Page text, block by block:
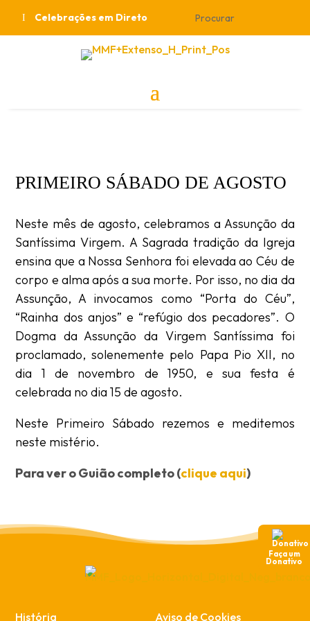
Celebrações em Direto
PRIMEIRO SÁBADO DE AGOSTO
Neste mês de agosto, celebramos a Assunção da
Santíssima Virgem. A Sagrada tradição da Igreja
ensina que a Nossa Senhora foi elevada ao Céu de
corpo e alma após a sua morte. Por isso, no dia da
Assunção, A invocamos como “Porta do Céu”,
“Rainha dos anjos” e “refúgio dos pecadores”. O
Dogma da Assunção da Virgem Santíssima foi
proclamado, solenemente pelo Papa Pio XII, no
dia 1 de novembro de 1950, e sua festa é
celebrada no dia 15 de agosto.
Neste Primeiro Sábado rezemos e meditemos
neste mistério.
Para ver o Guião completo (clique aqui)
História Aviso de Cookies
Faça um
Donativo